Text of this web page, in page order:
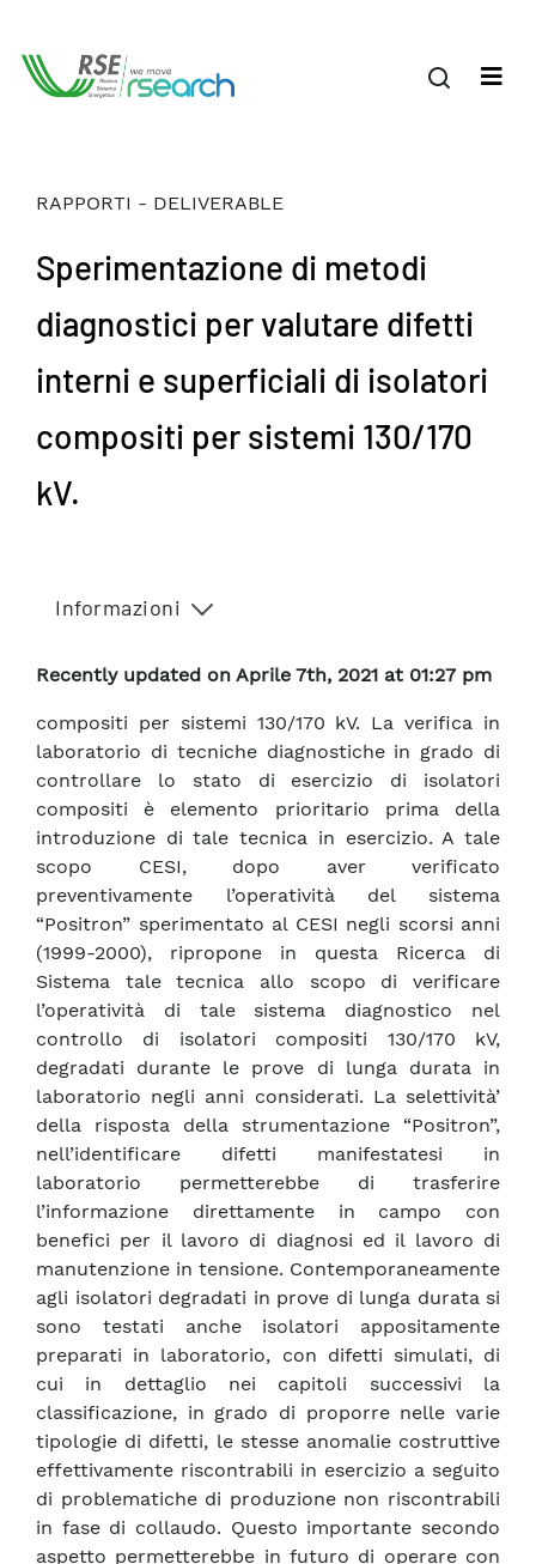
RAPPORTI - DELIVERABLE
Sperimentazione di metodi
diagnostici per valutare difetti
interni e superficiali di isolatori
compositi per sistemi 130/170
kV.
Informazioni
Recently updated on Aprile 7th, 2021 at 01:27 pm
compositi per sistemi 130/170 kV. La verifica in
laboratorio di tecniche diagnostiche in grado di
controllare lo stato di esercizio di isolatori
compositi è elemento prioritario prima della
introduzione di tale tecnica in esercizio. A tale
scopo CESI, dopo aver verificato
preventivamente l’operatività del sistema
“Positron” sperimentato al CESI negli scorsi anni
(1999-2000), ripropone in questa Ricerca di
Sistema tale tecnica allo scopo di verificare
l’operatività di tale sistema diagnostico nel
controllo di isolatori compositi 130/170 kV,
degradati durante le prove di lunga durata in
laboratorio negli anni considerati. La selettività’
della risposta della strumentazione “Positron”,
nell’identificare difetti manifestatesi in
laboratorio permetterebbe di trasferire
l’informazione direttamente in campo con
benefici per il lavoro di diagnosi ed il lavoro di
manutenzione in tensione. Contemporaneamente
agli isolatori degradati in prove di lunga durata si
sono testati anche isolatori appositamente
preparati in laboratorio, con difetti simulati, di
cui in dettaglio nei capitoli successivi la
classificazione, in grado di proporre nelle varie
tipologie di difetti, le stesse anomalie costruttive
effettivamente riscontrabili in esercizio a seguito
di problematiche di produzione non riscontrabili
in fase di collaudo. Questo importante secondo
aspetto permetterebbe in futuro di operare con